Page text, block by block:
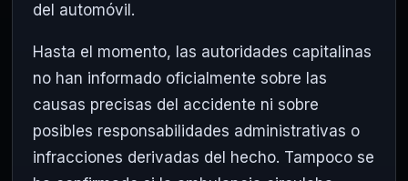
del automóvil.
Hasta el momento, las autoridades capitalinas
no han informado oficialmente sobre las
causas precisas del accidente ni sobre
posibles responsabilidades administrativas o
infracciones derivadas del hecho. Tampoco se